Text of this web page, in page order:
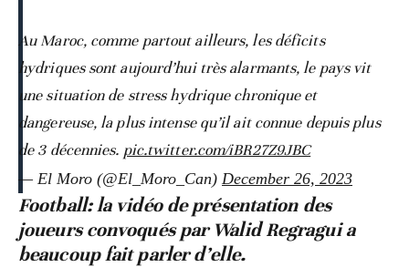
Au Maroc, comme partout ailleurs, les déficits
hydriques sont aujourd’hui très alarmants, le pays vit
une situation de stress hydrique chronique et
dangereuse, la plus intense qu’il ait connue depuis plus
de 3 décennies. pic.twitter.com/iBR27Z9JBC
— El Moro (@El_Moro_Can) December 26, 2023
Football: la vidéo de présentation des
joueurs convoqués par Walid Regragui a
beaucoup fait parler d’elle.